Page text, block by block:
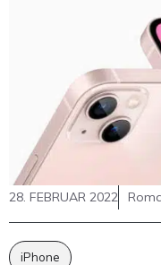
28. FEBRUAR 2022
iPhone